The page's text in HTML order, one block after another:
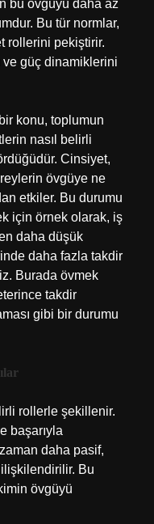
bu övgüyü daha az
Bu tür normlar,
rollerini pekiştirir.
ve güç dinamiklerini
konu, toplumun
nasıl belirli
Cinsiyet,
övgüye ne
etkiler. Bu durumu
için örnek olarak, iş
daha düşük
daha fazla takdir
Burada övmek
takdir
gibi bir durumu
rollerle şekillenir.
başarıyla
daha pasif,
ilişkilendirilir. Bu
övgüyü